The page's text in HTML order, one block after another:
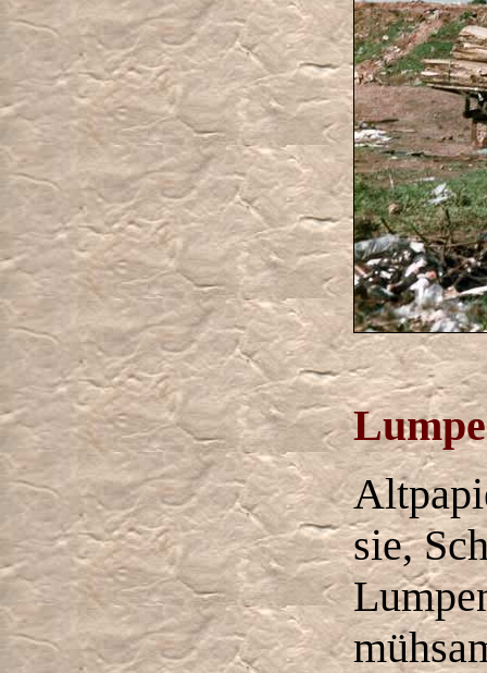
sie,